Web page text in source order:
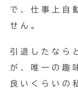
で、仕事上自
せん。
引退したなら
が、唯一の趣
良いくらいの